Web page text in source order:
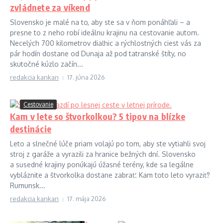
zvládnete za víkend
Slovensko je malé na to, aby ste sa v ňom ponáhľali – a
presne to z neho robí ideálnu krajinu na cestovanie autom.
Necelých 700 kilometrov diaľnic a rýchlostných ciest vás za
pár hodín dostane od Dunaja až pod tatranské štíty, no
skutočné kúzlo začín...
redakcia kankan 17. júna 2026
Cestovanie
Kam v lete so štvorkolkou? 5 tipov na blízke
destinácie
Leto a slnečné lúče priam volajú po tom, aby ste vytiahli svoj
stroj z garáže a vyrazili za hranice bežných dní. Slovensko
a susedné krajiny ponúkajú úžasné terény, kde sa legálne
vybláznite a štvorkolka dostane zabrať. Kam toto leto vyraziť?
Rumunsk...
redakcia kankan 17. mája 2026